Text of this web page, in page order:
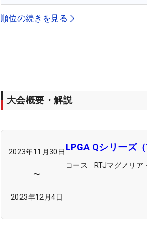
順位の続きを見る
大会概要・解説
2023年11月30日
〜
2023年12月4日
LPGA Qシリーズ（
コース RTJマグノリア